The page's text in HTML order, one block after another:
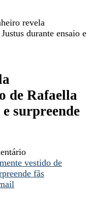
revela
durante ensaio e
de Rafaella
surpreende